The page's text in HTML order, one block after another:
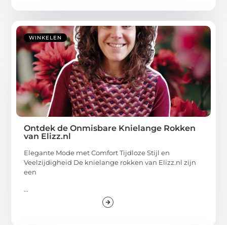
WINKELEN
Ontdek de Onmisbare Knielange Rokken
van Elizz.nl
Elegante Mode met Comfort Tijdloze Stijl en
Veelzijdigheid De knielange rokken van Elizz.nl zijn
een
...